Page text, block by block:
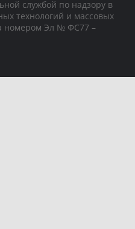
службой по надзору в
технологий и массовых
номером Эл № ФС77 –